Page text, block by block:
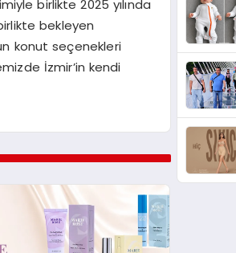
birlikte 2025 yılında
bekleyen
konut seçenekleri
İzmir’in kendi